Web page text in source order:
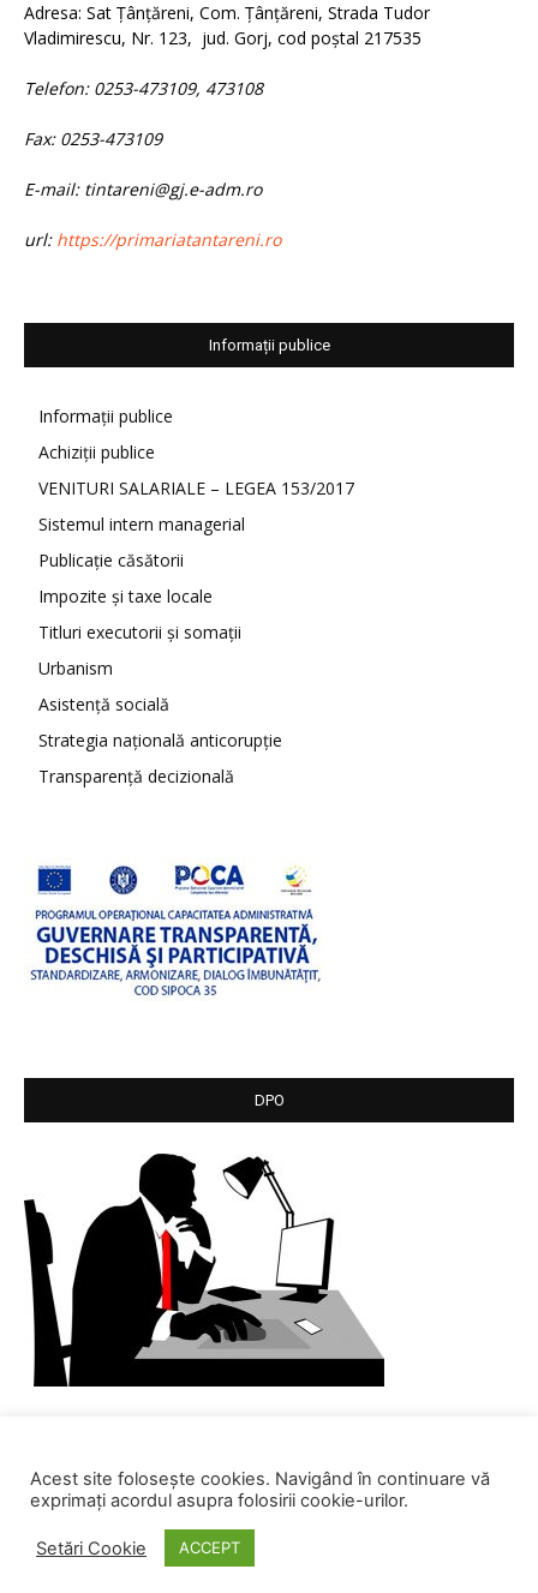
Adresa: Sat Țânțăreni, Com. Țânțăreni, Strada Tudor
Vladimirescu, Nr. 123, jud. Gorj, cod poștal 217535
Telefon: 0253-473109, 473108
Fax: 0253-473109
E-mail: tintareni@gj.e-adm.ro
url: https://primariatantareni.ro
Informații publice
Informații publice
Achiziții publice
VENITURI SALARIALE – LEGEA 153/2017
Sistemul intern managerial
Publicație căsătorii
Impozite și taxe locale
Titluri executorii și somații
Urbanism
Asistență socială
Strategia națională anticorupție
Transparență decizională
DPO
© SC Centrul de Calcul SA. All rights reserved.
Acest site folosește cookies. Navigând în continuare vă
exprimați acordul asupra folosirii cookie-urilor.
Setări Cookie ACCEPT